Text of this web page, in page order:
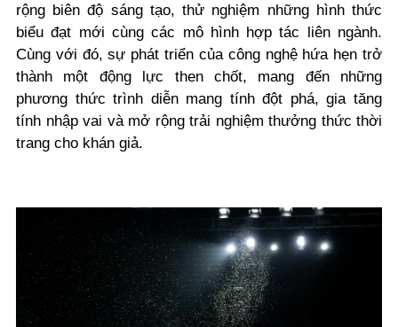
rộng biên độ sáng tạo, thử nghiệm những hình thức
biểu đạt mới cùng các mô hình hợp tác liên ngành.
Cùng với đó, sự phát triển của công nghệ hứa hẹn trở
thành một động lực then chốt, mang đến những
phương thức trình diễn mang tính đột phá, gia tăng
tính nhập vai và mở rộng trải nghiệm thưởng thức thời
trang cho khán giả.